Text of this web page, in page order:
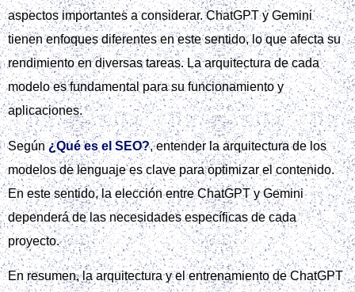
aspectos importantes a considerar. ChatGPT y Gemini
tienen enfoques diferentes en este sentido, lo que afecta su
rendimiento en diversas tareas. La arquitectura de cada
modelo es fundamental para su funcionamiento y
aplicaciones.
Según¿Qué es el SEO?, entender la arquitectura de los
modelos de lenguaje es clave para optimizar el contenido.
En este sentido, la elección entre ChatGPT y Gemini
dependerá de las necesidades específicas de cada
proyecto.
En resumen, la arquitectura y el entrenamiento de ChatGPT